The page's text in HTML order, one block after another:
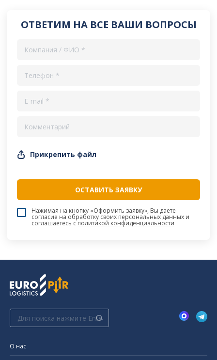
ОТВЕТИМ НА ВСЕ ВАШИ ВОПРОСЫ
Прикрепить файл
Нажимая на кнопку «Оформить заявку», Вы даете
согласие на обработку своих персональных данных и
соглашаетесь cполитикой конфиденциальности
Поиск:
О нас